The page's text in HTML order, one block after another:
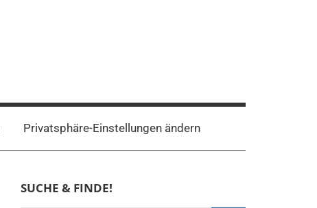
Privatsphäre-Einstellungen ändern
SUCHE & FINDE!